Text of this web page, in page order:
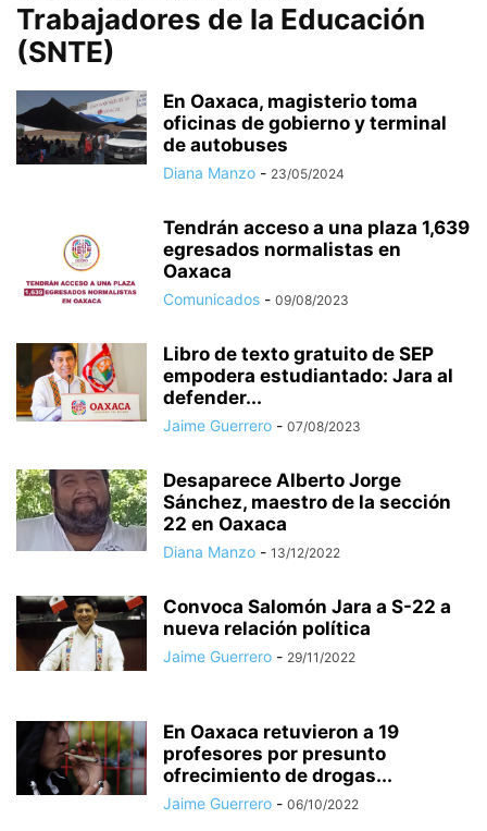
Trabajadores de la Educación
(SNTE)
En Oaxaca, magisterio toma
oficinas de gobierno y terminal
de autobuses
Diana Manzo - 23/05/2024
Tendrán acceso a una plaza 1,639
egresados normalistas en
Oaxaca
Comunicados - 09/08/2023
Libro de texto gratuito de SEP
empodera estudiantado: Jara al
defender...
Jaime Guerrero - 07/08/2023
Desaparece Alberto Jorge
Sánchez, maestro de la sección
22 en Oaxaca
Diana Manzo - 13/12/2022
Convoca Salomón Jara a S-22 a
nueva relación política
Jaime Guerrero - 29/11/2022
En Oaxaca retuvieron a 19
profesores por presunto
ofrecimiento de drogas...
Jaime Guerrero - 06/10/2022